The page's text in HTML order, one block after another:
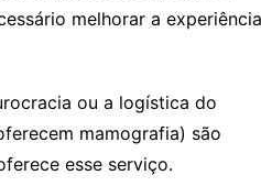
melhorar a experiência
ou a logística do
mamografia) são
esse serviço.